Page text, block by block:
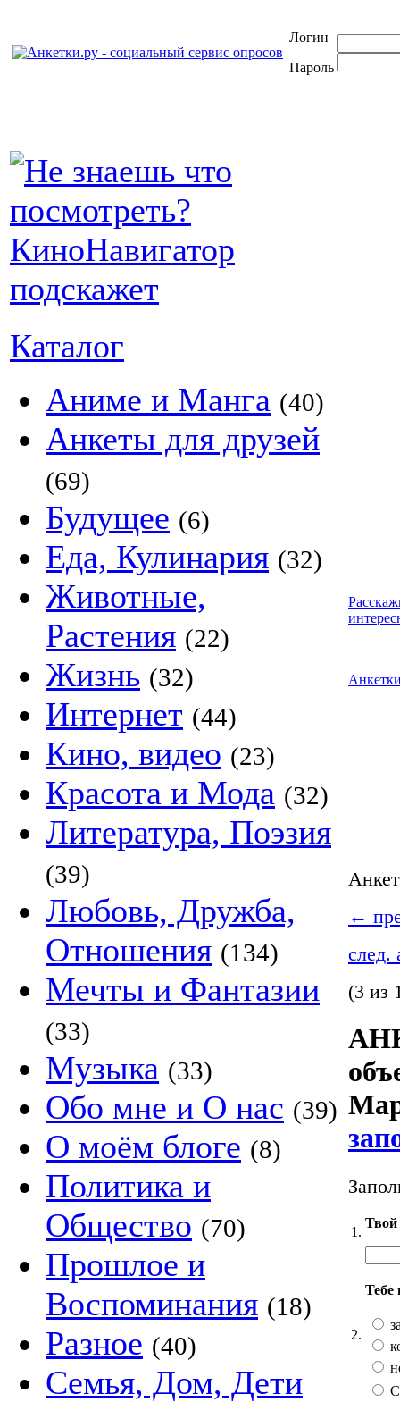
Логин
Пароль
Каталог
Аниме и Манга (40)
Анкеты для друзей
(69)
Будущее (6)
Еда, Кулинария (32)
Животные,
Растения (22)
Жизнь (32)
Интернет (44)
Кино, видео (23)
Красота и Мода (32)
Литература, Поэзия
(39)
Любовь, Дружба,
Отношения (134)
Мечты и Фантазии
(33)
Музыка (33)
Обо мне и О нас (39)
О моём блоге (8)
Политика и
Общество (70)
Прошлое и
Воспоминания (18)
Разное (40)
Семья, Дом, Дети
←
след.
(3 из
1.
Твой
2.
Тебе